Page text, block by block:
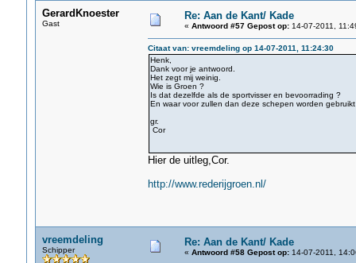
GerardKnoester
Gast
Re: Aan de Kant/ Kade
« Antwoord #57 Gepost op:14-07-2011,
Citaat van: vreemdeling op 14-07-2011, 11:24:30
Henk,
Dank voor je antwoord.
Het zegt mij weinig.
Wie is Groen ?
Is dat dezelfde als de sportvisser en bevoorrading ?
En waar voor zullen dan deze schepen worden
gr.
Cor
Hier de uitleg,Cor.
http://www.rederijgroen.nl/
vreemdeling
Schipper
Re: Aan de Kant/ Kade
« Antwoord #58 Gepost op:14-07-2011,